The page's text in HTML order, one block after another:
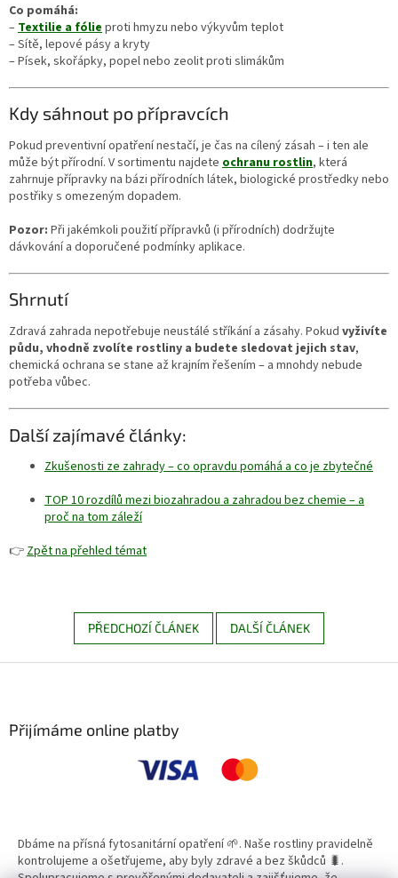
Co pomáhá:
– Textilie a fólie proti hmyzu nebo výkyvům teplot
– Sítě, lepové pásy a kryty
– Písek, skořápky, popel nebo zeolit proti slimákům
Kdy sáhnout po přípravcích
Pokud preventivní opatření nestačí, je čas na cílený zásah – i ten ale
může být přírodní. V sortimentu najdete ochranu rostlin, která
zahrnuje přípravky na bázi přírodních látek, biologické prostředky nebo
postřiky s omezeným dopadem.
Pozor: Při jakémkoli použití přípravků (i přírodních) dodržujte
dávkování a doporučené podmínky aplikace.
Shrnutí
Zdravá zahrada nepotřebuje neustálé stříkání a zásahy. Pokud vyživíte
půdu, vhodně zvolíte rostliny a budete sledovat jejich stav,
chemická ochrana se stane až krajním řešením – a mnohdy nebude
potřeba vůbec.
Další zajímavé články:
Zkušenosti ze zahrady – co opravdu pomáhá a co je zbytečné
TOP 10 rozdílů mezi biozahradou a zahradou bez chemie – a
proč na tom záleží
👉Zpět na přehled témat
PŘEDCHOZÍ ČLÁNEK DALŠÍ ČLÁNEK
Přijímáme online platby
Dbáme na přísná fytosanitární opatření 🌱. Naše rostliny pravidelně
kontrolujeme a ošetřujeme, aby byly zdravé a bez škůdců 🐛.